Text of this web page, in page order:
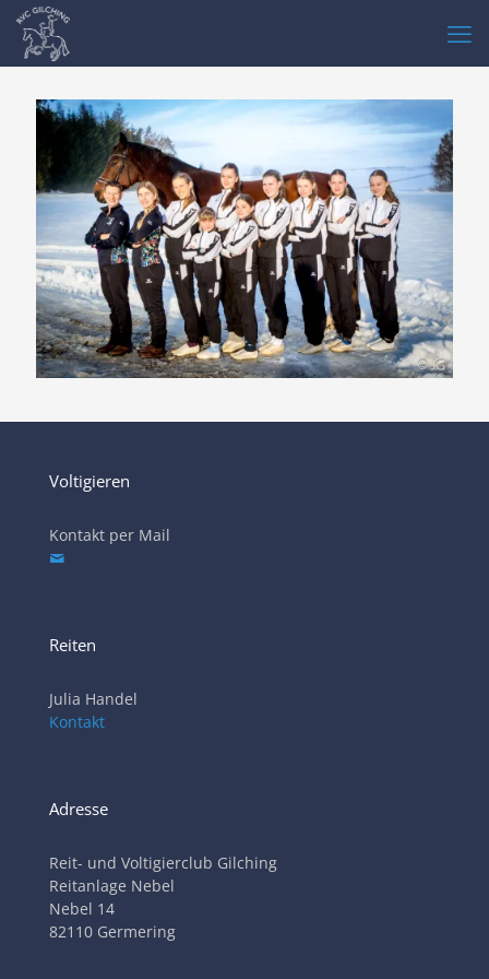
Voltigieren
Kontakt per Mail
Reiten
Julia Handel
Kontakt
Adresse
Reit- und Voltigierclub Gilching
Reitanlage Nebel
Nebel 14
82110 Germering